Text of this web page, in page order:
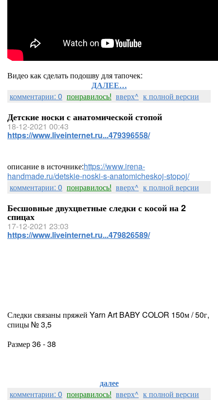
Видео как сделать подошву для тапочек:
ДАЛЕЕ…
комментарии: 0 понравилось! вверх^ к полной версии
Детские носки с анатомической стопой
18-12-2021 00:43
https://www.liveinternet.ru...479396558/
описание в источнике:https://www.irena-
handmade.ru/detskie-noski-s-anatomicheskoj-stopoj/
комментарии: 0 понравилось! вверх^ к полной версии
Бесшовные двухцветные следки с косой на 2
спицах
17-12-2021 23:03
https://www.liveinternet.ru...479826589/
Следки связаны пряжей Yarn Art BABY COLOR 150м / 50г,
спицы № 3,5
Размер 36 - 38
далее
комментарии: 0 понравилось! вверх^ к полной версии